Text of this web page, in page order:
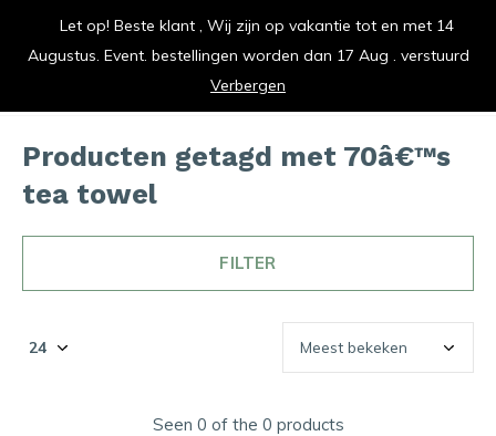
vrolijk je keuken op
Producten getagd met 70â€™s
tea towel
FILTER
Seen 0 of the 0 products
Let op! Beste klant , Wij zijn op vakantie tot en met 14
Augustus. Event. bestellingen worden dan 17 Aug . verstuurd
Verbergen